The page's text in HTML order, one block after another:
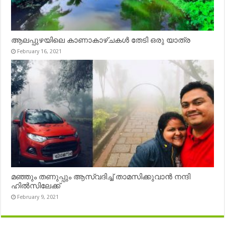
ആലപ്പുഴയിലെ കാണാകാഴ്ചകൾ തേടി ഒരു യാത്ര
February 16, 2021
മഞ്ഞും തണുപ്പും ആസ്വദിച്ച് താമസിക്കുവാൻ നന്ദി
ഹിൽസിലേക്ക്
February 9, 2021